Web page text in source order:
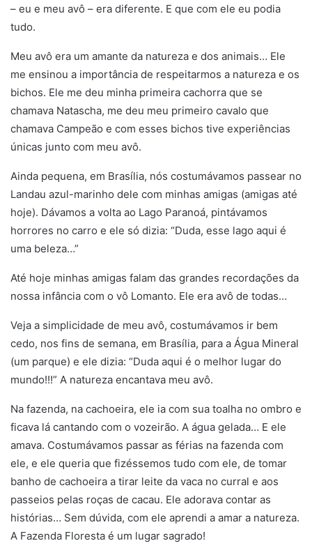
– eu e meu avô – era diferente. E que com ele eu podia
tudo.
Meu avô era um amante da natureza e dos animais… Ele
me ensinou a importância de respeitarmos a natureza e os
bichos. Ele me deu minha primeira cachorra que se
chamava Natascha, me deu meu primeiro cavalo que
chamava Campeão e com esses bichos tive experiências
únicas junto com meu avô.
Ainda pequena, em Brasília, nós costumávamos passear no
Landau azul-marinho dele com minhas amigas (amigas até
hoje). Dávamos a volta ao Lago Paranoá, pintávamos
horrores no carro e ele só dizia: “Duda, esse lago aqui é
uma beleza…”
Até hoje minhas amigas falam das grandes recordações da
nossa infância com o vô Lomanto. Ele era avô de todas…
Veja a simplicidade de meu avô, costumávamos ir bem
cedo, nos fins de semana, em Brasília, para a Água Mineral
(um parque) e ele dizia: “Duda aqui é o melhor lugar do
mundo!!!” A natureza encantava meu avô.
Na fazenda, na cachoeira, ele ia com sua toalha no ombro e
ficava lá cantando com o vozeirão. A água gelada… E ele
amava. Costumávamos passar as férias na fazenda com
ele, e ele queria que fizéssemos tudo com ele, de tomar
banho de cachoeira a tirar leite da vaca no curral e aos
passeios pelas roças de cacau. Ele adorava contar as
histórias… Sem dúvida, com ele aprendi a amar a natureza.
A Fazenda Floresta é um lugar sagrado!